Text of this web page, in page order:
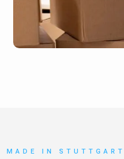
MADE IN STUTTGART